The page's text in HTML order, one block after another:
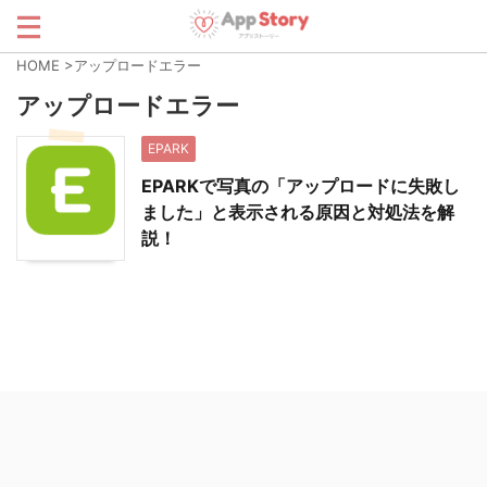
HOME >アップロードエラー
アップロードエラー
EPARK
EPARKで写真の「アップロードに失敗し
ました」と表示される原因と対処法を解
説！